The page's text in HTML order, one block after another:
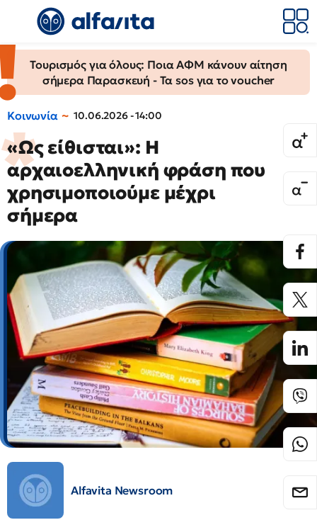
Τουρισμός για όλους: Ποια ΑΦΜ κάνουν αίτηση
σήμερα Παρασκευή - Τα sos για το voucher
Κοινωνία 10.06.2026 - 14:00
«Ως είθισται»: Η
αρχαιοελληνική φράση που
χρησιμοποιούμε μέχρι
σήμερα
Alfavita Newsroom